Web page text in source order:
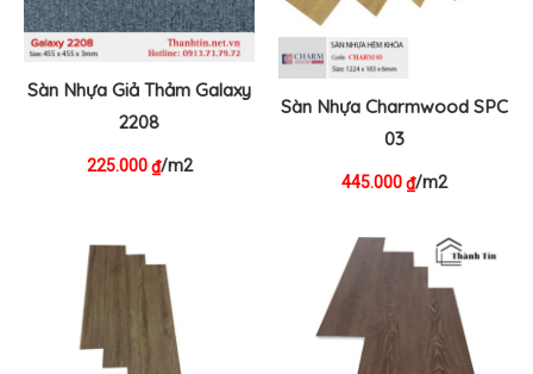
Sàn Nhựa Giả Thảm Galaxy
2208
225.000₫/m2
Sàn Nhựa Charmwood SPC
03
445.000₫/m2